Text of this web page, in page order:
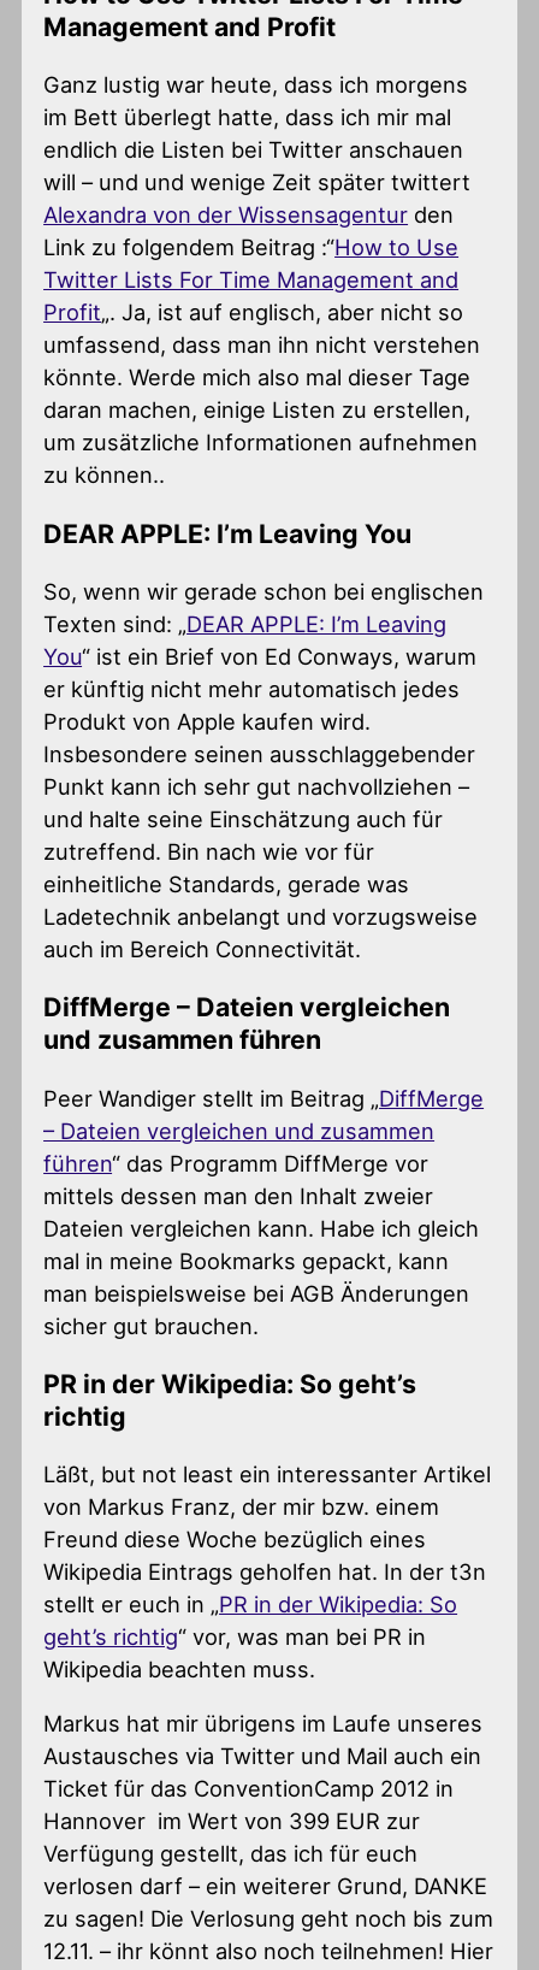
Management and Profit
Ganz lustig war heute, dass ich morgens
im Bett überlegt hatte, dass ich mir mal
endlich die Listen bei Twitter anschauen
will – und und wenige Zeit später twittert
Alexandra von der Wissensagentur den
Link zu folgendem Beitrag :“How to Use
Twitter Lists For Time Management and
Profit„. Ja, ist auf englisch, aber nicht so
umfassend, dass man ihn nicht verstehen
könnte. Werde mich also mal dieser Tage
daran machen, einige Listen zu erstellen,
um zusätzliche Informationen aufnehmen
zu können..
DEAR APPLE: I’m Leaving You
So, wenn wir gerade schon bei englischen
Texten sind: „DEAR APPLE: I’m Leaving
You“ ist ein Brief von Ed Conways, warum
er künftig nicht mehr automatisch jedes
Produkt von Apple kaufen wird.
Insbesondere seinen ausschlaggebender
Punkt kann ich sehr gut nachvollziehen –
und halte seine Einschätzung auch für
zutreffend. Bin nach wie vor für
einheitliche Standards, gerade was
Ladetechnik anbelangt und vorzugsweise
auch im Bereich Connectivität.
DiffMerge – Dateien vergleichen
und zusammen führen
Peer Wandiger stellt im Beitrag „DiffMerge
– Dateien vergleichen und zusammen
führen“ das Programm DiffMerge vor
mittels dessen man den Inhalt zweier
Dateien vergleichen kann. Habe ich gleich
mal in meine Bookmarks gepackt, kann
man beispielsweise bei AGB Änderungen
sicher gut brauchen.
PR in der Wikipedia: So geht’s
richtig
Läßt, but not least ein interessanter Artikel
von Markus Franz, der mir bzw. einem
Freund diese Woche bezüglich eines
Wikipedia Eintrags geholfen hat. In der t3n
stellt er euch in „PR in der Wikipedia: So
geht’s richtig“ vor, was man bei PR in
Wikipedia beachten muss.
Markus hat mir übrigens im Laufe unseres
Austausches via Twitter und Mail auch ein
Ticket für das ConventionCamp 2012 in
Hannover im Wert von 399 EUR zur
Verfügung gestellt, das ich für euch
verlosen darf – ein weiterer Grund, DANKE
zu sagen! Die Verlosung geht noch bis zum
12.11. – ihr könnt also noch teilnehmen! Hier